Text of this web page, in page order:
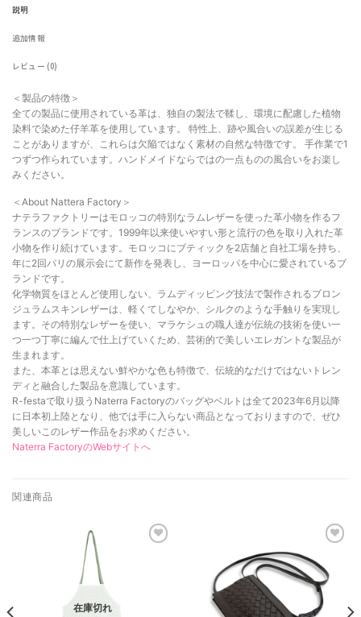
説明
追加情報
レビュー (0)
＜製品の特徴＞
全ての製品に使用されている革は、独自の製法で鞣し、環境に配慮した植物
染料で染めた仔羊革を使用しています。 特性上、跡や風合いの誤差が生じる
ことがありますが、これらは欠陥ではなく素材の自然な特徴です。 手作業で1
つずつ作られています。ハンドメイドならではの一点ものの風合いをお楽し
みください。
＜About Nattera Factory＞
ナテラファクトリーはモロッコの特別なラムレザーを使った革小物を作るフ
ランスのブランドです。1999年以来使いやすい形と流行の色を取り入れた革
小物を作り続けています。モロッコにブティックを2店舗と自社工場を持ち、
年に2回パリの展示会にて新作を発表し、ヨーロッパを中心に愛されているブ
ランドです。
化学物質をほとんど使用しない、ラムディッピング技法で製作されるプロン
ジュラムスキンレザーは、軽くてしなやか、シルクのような手触りを実現し
ます。その特別なレザーを使い、マラケシュの職人達が伝統の技術を使い一
つ一つ丁寧に編んで仕上げていくため、芸術的で美しいエレガントな製品が
生まれます。
また、本革とは思えない鮮やかな色も特徴で、伝統的なだけではないトレン
ディと融合した製品を意識しています。
R-festaで取り扱うNaterra Factoryのバッグやベルトは全て2023年6月以降
に日本初上陸となり、他では手に入らない商品となっておりますので、ぜひ
美しいこのレザー作品をお求めください。
Naterra FactoryのWebサイトへ
関連商品
在庫切れ
お気に
入りに
追加し
ました